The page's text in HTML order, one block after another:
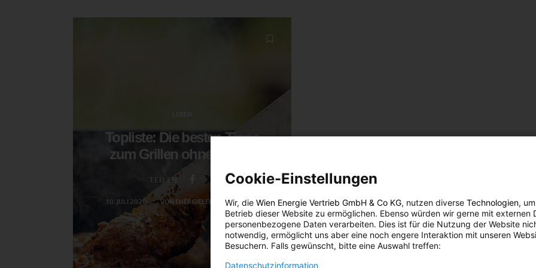
LEBEN
Topliste: Die besten Tipps
zum Grillen ohne Plastik
TEILEN
10. JULI 2020 VON ENERGIELEBEN REDAKTION
Cookie-Einstellungen
Wir, die Wien Energie Vertrieb GmbH & Co KG, nutzen diverse Technologien,
Betrieb dieser Website zu ermöglichen. Ebenso würden wir gerne mit externen
personenbezogene Daten verarbeiten. Dies ist für die Nutzung der Website
notwendig, ermöglicht uns aber eine noch engere Interaktion mit unseren
Besuchern. Falls gewünscht, bitte eine Auswahl treffen:
Datenschutzinformation